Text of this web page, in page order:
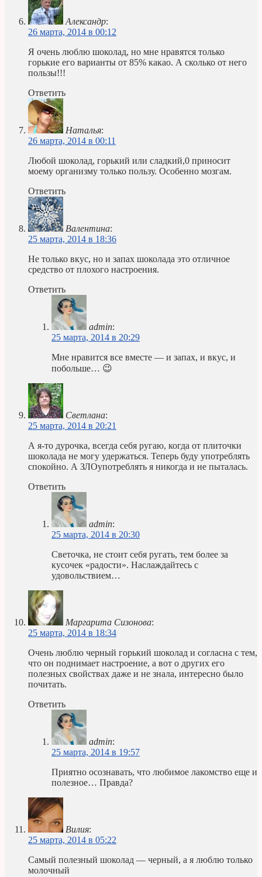
Александр:
26 марта, 2014 в 00:12
Я очень люблю шоколад, но мне нравятся только
горькие его варианты от 85% какао. А сколько от него
пользы!!!
Ответить
Наталья:
26 марта, 2014 в 00:11
Любой шоколад, горький или сладкий,0 приносит
моему организму только пользу. Особенно мозгам.
Ответить
Валентина:
25 марта, 2014 в 18:36
Не только вкус, но и запах шоколада это отличное
средство от плохого настроения.
Ответить
admin:
25 марта, 2014 в 20:29
Мне нравится все вместе — и запах, и вкус, и
побольше… 😉
Светлана:
25 марта, 2014 в 20:21
А я-то дурочка, всегда себя ругаю, когда от плиточки
шоколада не могу удержаться. Теперь буду употреблять
спокойно. А ЗЛОупотреблять я никогда и не пыталась.
Ответить
admin:
25 марта, 2014 в 20:30
Светочка, не стоит себя ругать, тем более за
кусочек «радости». Наслаждайтесь с
удовольствием…
Маргарита Сизонова:
25 марта, 2014 в 18:34
Очень люблю черный горький шоколад и согласна с тем,
что он поднимает настроение, а вот о других его
полезных свойствах даже и не знала, интересно было
почитать.
Ответить
admin:
25 марта, 2014 в 19:57
Приятно осознавать, что любимое лакомство еще и
полезное… Правда?
Вилия:
25 марта, 2014 в 05:22
Самый полезный шоколад — черный, а я люблю только
молочный